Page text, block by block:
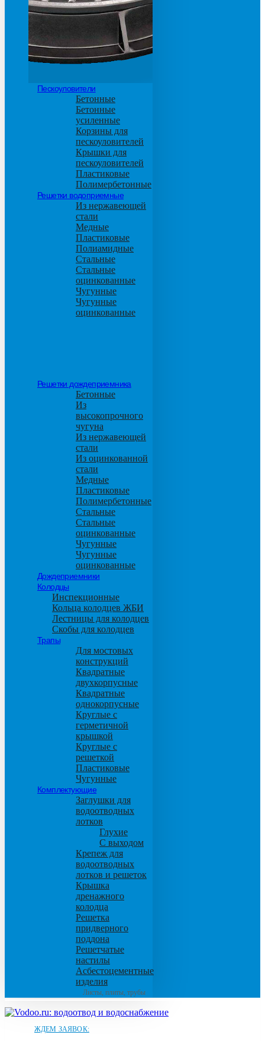
Пескоуловители
Бетонные
Бетонные
усиленные
Корзины для
пескоуловителей
Крышки для
пескоуловителей
Пластиковые
Полимербетонные
Решетки водоприемные
Из нержавеющей
стали
Медные
Пластиковые
Полиамидные
Стальные
Стальные
оцинкованные
Чугунные
Чугунные
оцинкованные
Решетки дождеприемника
Бетонные
Из
высокопрочного
чугуна
Из нержавеющей
стали
Из оцинкованной
стали
Медные
Пластиковые
Полимербетонные
Стальные
Стальные
оцинкованные
Чугунные
Чугунные
оцинкованные
Дождеприемники
Колодцы
Инспекционные
Кольца колодцев ЖБИ
Лестницы для колодцев
Скобы для колодцев
Трапы
Для мостовых
конструкций
Квадратные
двухкорпусные
Квадратные
однокорпусные
Круглые с
герметичной
крышкой
Круглые с
решеткой
Пластиковые
Чугунные
Комплектующие
Заглушки для
водоотводных
лотков
Глухие
С выходом
Крепеж для
водоотводных
лотков и решеток
Крышка
дренажного
колодца
Решетка
придверного
поддона
Решетчатые
настилы
Асбестоцементные
изделия
Листы, плиты, трубы
ЖДЕМ ЗАЯВОК: